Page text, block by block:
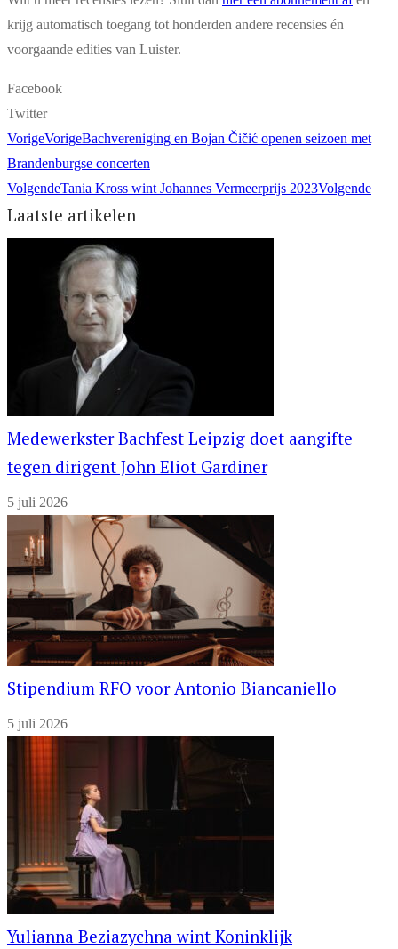
krijg automatisch toegang tot honderden andere recensies én
voorgaande edities van Luister.
Facebook
Twitter
VorigeVorigeBachvereniging en Bojan Čičić openen seizoen met
Brandenburgse concerten
VolgendeTania Kross wint Johannes Vermeerprijs 2023Volgende
Laatste artikelen
Medewerkster Bachfest Leipzig doet aangifte
tegen dirigent John Eliot Gardiner
5 juli 2026
Stipendium RFO voor Antonio Biancaniello
5 juli 2026
Yulianna Beziazychna wint Koninklijk